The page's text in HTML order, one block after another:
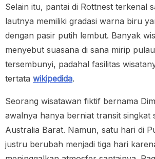
Selain itu, pantai di Rottnest terkenal
lautnya memiliki gradasi warna biru
dengan pasir putih lembut. Banyak
menyebut suasana di sana mirip
tersembunyi, padahal fasilitas
tertata wikipedida.
Seorang wisatawan fiktif bernama
awalnya hanya berniat transit singkat
Australia Barat. Namun, satu hari di
justru berubah menjadi tiga hari